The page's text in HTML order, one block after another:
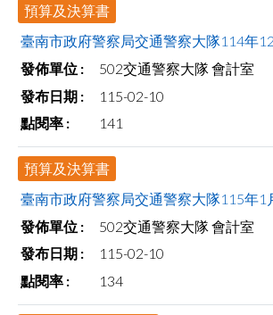
預算及決算書
臺南市政府警察局交通警察大隊114年
502交通警察大隊 會計室
115-02-10
141
預算及決算書
臺南市政府警察局交通警察大隊115年1
502交通警察大隊 會計室
115-02-10
134